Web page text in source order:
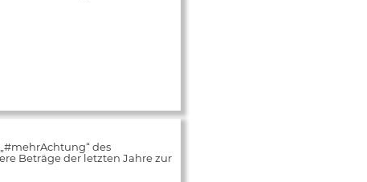
des
Beträge der letzten Jahre zur